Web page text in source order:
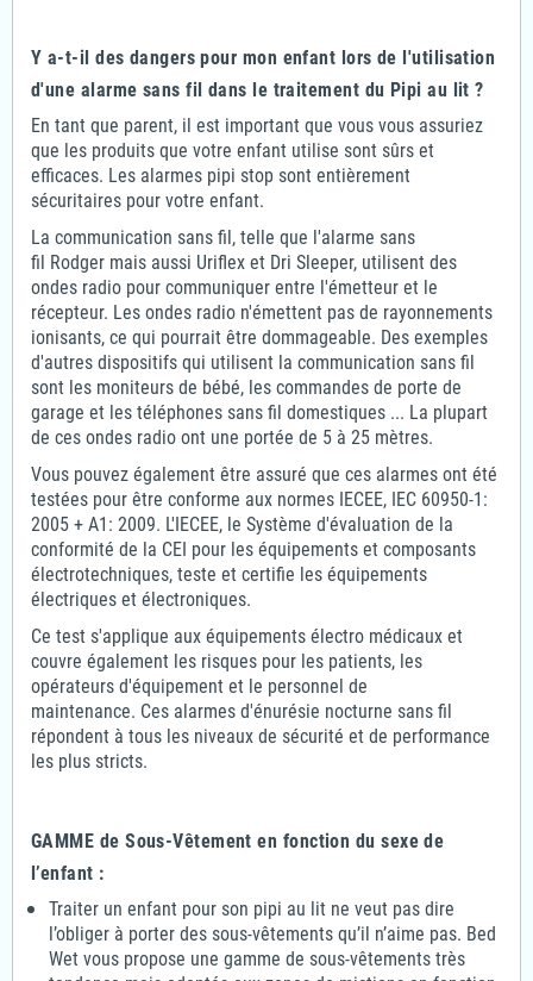
Y a-t-il des dangers pour mon enfant lors de l'utilisation
d'une alarme sans fil dans le traitement du Pipi au lit ?
En tant que parent, il est important que vous vous assuriez
que les produits que votre enfant utilise sont sûrs et
efficaces. Les alarmes pipi stop sont entièrement
sécuritaires pour votre enfant.
La communication sans fil, telle que l'alarme sans
fil Rodger mais aussi Uriflex et Dri Sleeper, utilisent des
ondes radio pour communiquer entre l'émetteur et le
récepteur. Les ondes radio n'émettent pas de rayonnements
ionisants, ce qui pourrait être dommageable. Des exemples
d'autres dispositifs qui utilisent la communication sans fil
sont les moniteurs de bébé, les commandes de porte de
garage et les téléphones sans fil domestiques ... La plupart
de ces ondes radio ont une portée de 5 à 25 mètres.
Vous pouvez également être assuré que ces alarmes ont été
testées pour être conforme aux normes IECEE, IEC 60950-1:
2005 + A1: 2009. L'IECEE, le Système d'évaluation de la
conformité de la CEI pour les équipements et composants
électrotechniques, teste et certifie les équipements
électriques et électroniques.
Ce test s'applique aux équipements électro médicaux et
couvre également les risques pour les patients, les
opérateurs d'équipement et le personnel de
maintenance. Ces alarmes d'énurésie nocturne sans fil
répondent à tous les niveaux de sécurité et de performance
les plus stricts.
GAMME de Sous-Vêtement en fonction du sexe de
l’enfant :
Traiter un enfant pour son pipi au lit ne veut pas dire
l’obliger à porter des sous-vêtements qu’il n’aime pas. Bed
Wet vous propose une gamme de sous-vêtements très